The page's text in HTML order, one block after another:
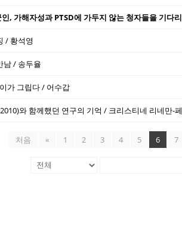
/ 황석영
남 / 송두율
가 그립다 / 어수갑
와 함께했던 연구의 기억 / 크리스티네 리네만-
처음 « 1 2 3 4 5 6 7